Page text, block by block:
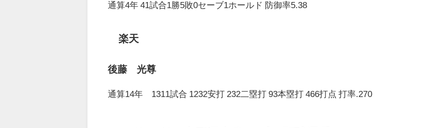
通算4年 41試合1勝5敗0セーブ1ホールド 防御率5.38
楽天
後藤 光尊
通算14年 1311試合 1232安打 232二塁打 93本塁打 466打点 打率.270